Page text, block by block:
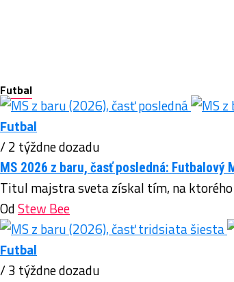
Futbal
Futbal
/ 2 týždne dozadu
MS 2026 z baru, časť posledná: Futbalový
Titul majstra sveta získal tím, na
OdStew Bee
Futbal
/ 3 týždne dozadu